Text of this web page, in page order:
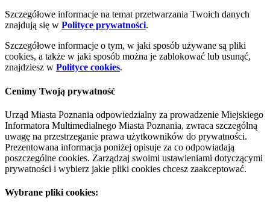
Szczegółowe informacje na temat przetwarzania Twoich danych
znajdują się w Polityce prywatności.
Szczegółowe informacje o tym, w jaki sposób używane są pliki
cookies, a także w jaki sposób można je zablokować lub usunąć,
znajdziesz w Polityce cookies.
Cenimy Twoją prywatność
Urząd Miasta Poznania odpowiedzialny za prowadzenie Miejskiego
Informatora Multimedialnego Miasta Poznania, zwraca szczególną
uwagę na przestrzeganie prawa użytkowników do prywatności.
Prezentowana informacja poniżej opisuje za co odpowiadają
poszczególne cookies. Zarządzaj swoimi ustawieniami dotyczącymi
prywatności i wybierz jakie pliki cookies chcesz zaakceptować.
Wybrane pliki cookies: